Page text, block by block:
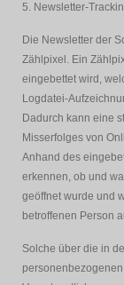
5. Newsletter-
Die Newsletter der
Zählpixel. Ein
eingebettet wird,
Logdatei-
Dadurch kann eine
Misserfolges von
Anhand des
erkennen, ob und
geöffnet wurde und
betroffenen Person
Solche über die in